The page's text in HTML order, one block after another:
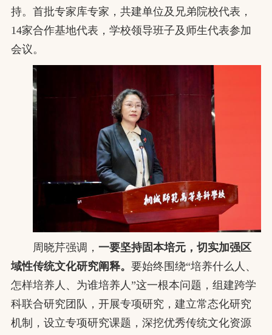
持。首批专家库专家，共建单位及兄弟院校代表，
14家合作基地代表，学校领导班子及师生代表参加
会议。
周晓芹强调， 一要坚持固本培元，切实加强区
域性传统文化研究阐释。 要始终围绕“培养什么人、
怎样培养人、为谁培养人”这一根本问题，组建跨学
科联合研究团队，开展专项研究，建立常态化研究
机制，设立专项研究课题，深挖优秀传统文化资源